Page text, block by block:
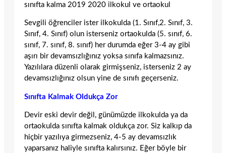
sınıfta kalma 2019 2020 ilkokul ve ortaokul
Sevgili öğrenciler ister ilkokulda (1. Sınıf,2. Sınıf, 3.
Sınıf, 4. Sınıf) olun isterseniz ortaokulda (5. sınıf, 6.
sınıf, 7. sınıf, 8. sınıf) her durumda eğer 3-4 ay gibi
aşırı bir devamsızlığınız yoksa sınıfa kalmazsınız.
Yazılılara düzenli olarak girmişseniz, isterseniz 2 ay
devamsızlığınız olsun yine de sınıfı geçerseniz.
Sınıfta Kalmak Oldukça Zor
Devir eski devir değil, günümüzde ilkokulda ya da
ortaokulda sınıfta kalmak oldukça zor. Siz kalkıp da
hiçbir yazılıya girmezseniz, 4-5 ay devamsızlık
yaparsanız haliyle sınıfta kalırsınız. Eğer böyle bir